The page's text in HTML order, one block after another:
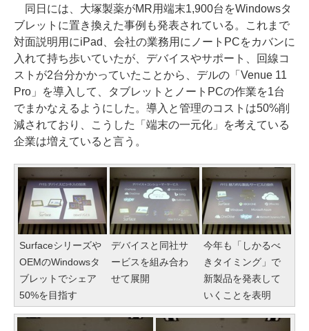
同日には、大塚製薬がMR用端末1,900台をWindowsタ
ブレットに置き換えた事例も発表されている。これまで
対面説明用にiPad、会社の業務用にノートPCをカバンに
入れて持ち歩いていたが、デバイスやサポート、回線コ
ストが2台分かかっていたことから、デルの「Venue 11
Pro」を導入して、タブレットとノートPCの作業を1台
でまかなえるようにした。導入と管理のコストは50%削
減されており、こうした「端末の一元化」を考えている
企業は増えていると言う。
Surfaceシリーズや
OEMのWindowsタ
ブレットでシェア
50%を目指す
デバイスと同社サ
ービスを組み合わ
せて展開
今年も「しかるべ
きタイミング」で
新製品を発表して
いくことを表明